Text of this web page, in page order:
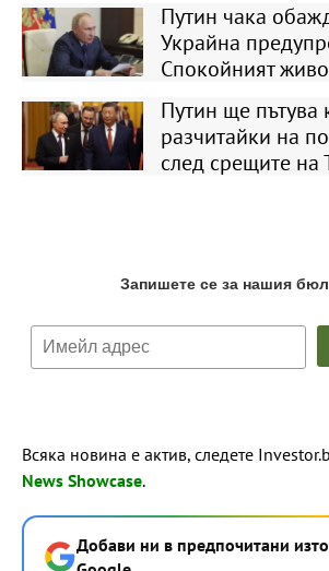
Путин чака
Украйна
Спокойният
Путин ще пътува
разчитайки на
след срещите на
Всяка новина е актив, следете
News Showcase.
Добави ни в предпочитани